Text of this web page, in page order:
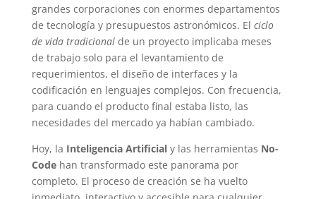
grandes corporaciones con enormes departamentos
de tecnología y presupuestos astronómicos. El ciclo
de vida tradicionalde un proyecto implicaba meses
de trabajo solo para el levantamiento de
requerimientos, el diseño de interfaces y la
codificación en lenguajes complejos. Con frecuencia,
para cuando el producto final estaba listo, las
necesidades del mercado ya habían cambiado.
Hoy, la Inteligencia Artificialy las herramientas No-
Codehan transformado este panorama por
completo. El proceso de creación se ha vuelto